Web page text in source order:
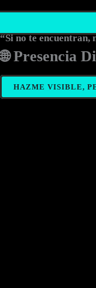
“Si no te encuentran,
🌐 Presencia
HAZME VISIBLE,